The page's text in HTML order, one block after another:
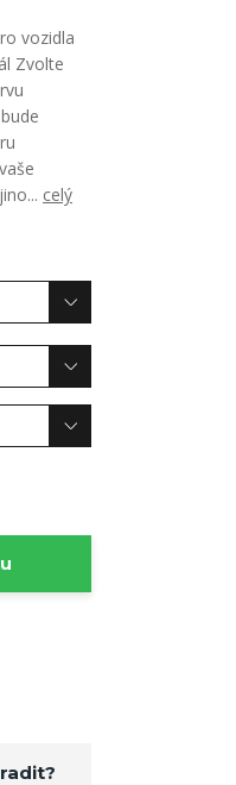
vozidla
Zvolte
celý